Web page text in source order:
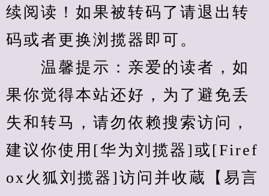
续阅读！如果被转码了请退出转
码或者更换浏揽器即可。
温馨提示：亲爱的读者，如
果你觉得本站还好，为了避免丢
失和转马，请勿依赖搜索访问，
建议你使用[华为刘揽器]或[Firef
ox火狐刘揽器]访问并收蔵【易言